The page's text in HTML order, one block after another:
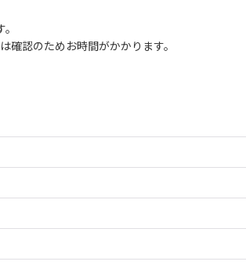
確認のためお時間がかかります。